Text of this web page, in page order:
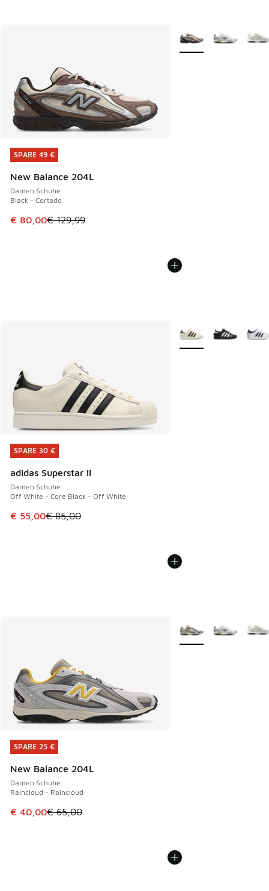
SPARE 49 €
New Balance 204L
Damen Schuhe
Black - Cortado
Dieser Artikel ist im Sale. Der Preis ist von € 129,99 auf €
€ 80,00€ 129,99
SPARE 49 €
Weitere Farben
SPARE 30 €
adidas Superstar II
Damen Schuhe
Off White - Core Black - Off White
Dieser Artikel ist im Sale. Der Preis ist von € 85,00 auf €
€ 55,00€ 85,00
SPARE 30 €
Weitere Farben
SPARE 25 €
New Balance 204L
Damen Schuhe
Raincloud - Raincloud
Dieser Artikel ist im Sale. Der Preis ist von € 65,00 auf €
€ 40,00€ 65,00
SPARE 25 €
Weitere Farben